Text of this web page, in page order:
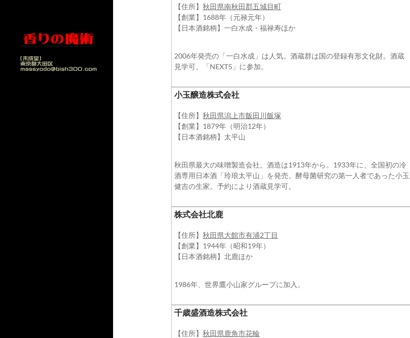
【住所】 秋田県南秋田郡五城目町
【創業】1688年（元禄元年）
【日本酒銘柄】一白水成・福禄寿ほか
2006年発売の「一白水成」は人気。酒蔵群は国の登録有形文化財。酒蔵
見学可。「NEXT5」に参加。
小玉醸造株式会社
【住所】 秋田県潟上市飯田川飯塚
【創業】1879年（明治12年）
【日本酒銘柄】太平山
秋田県最大の味噌製造会社。酒造は1913年から。1933年に、全国初の冷
酒専用日本酒「玲琅太平山」を発売。酵母菌研究の第一人者であった小玉
健吉の生家。予約により酒蔵見学可。
株式会社北鹿
【住所】 秋田県大館市有浦2丁目
【創業】1944年（昭和19年）
【日本酒銘柄】北鹿ほか
1986年、世界鷹小山家グループに加入。
千歳盛酒造株式会社
【住所】 秋田県鹿角市花輪